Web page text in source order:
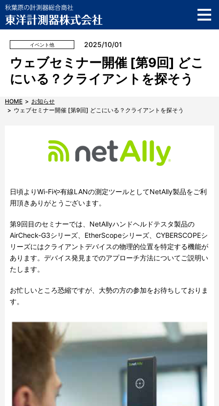
ご利用ガイド
製品サポート情報
AKIBA SOLUTION SQUARE
メーカーショップ
店舗情報
お問い合わせ
イベント他 2025/10/01
ウェブセミナー開催 [第9回] どこ
にいる？クライアントを探そう
HOME
お知らせ
ウェブセミナー開催 [第9回] どこにいる？クライアントを探そう
日頃よりWi-Fiや有線LANの測定ツールとしてNetAlly製品をご利
用頂きありがとうございます。
第9回目のセミナーでは、NetAllyハンドヘルドテスタ製品の
AirCheck-G3シリーズ、EtherScopeシリーズ、CYBERSCOPEシ
リーズにはクライアントデバイスの物理的位置を特定する機能が
あります。デバイス発見までのアプローチ方法についてご説明い
たします。
お忙しいところ恐縮ですが、大勢の方の参加をお待ちしておりま
す。